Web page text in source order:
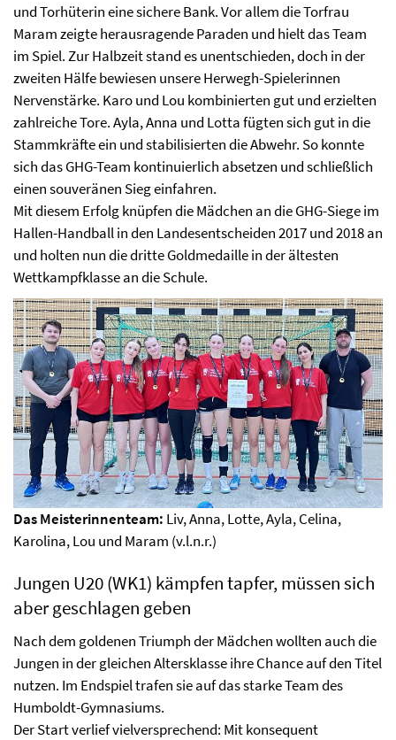
und Torhüterin eine sichere Bank. Vor allem die Torfrau
Maram zeigte herausragende Paraden und hielt das Team
im Spiel. Zur Halbzeit stand es unentschieden, doch in der
zweiten Hälfe bewiesen unsere Herwegh-Spielerinnen
Nervenstärke. Karo und Lou kombinierten gut und erzielten
zahlreiche Tore. Ayla, Anna und Lotta fügten sich gut in die
Stammkräfte ein und stabilisierten die Abwehr. So konnte
sich das GHG-Team kontinuierlich absetzen und schließlich
einen souveränen Sieg einfahren.
Mit diesem Erfolg knüpfen die Mädchen an die GHG-Siege im
Hallen-Handball in den Landesentscheiden 2017 und 2018 an
und holten nun die dritte Goldmedaille in der ältesten
Wettkampfklasse an die Schule.
Das Meisterinnenteam: Liv, Anna, Lotte, Ayla, Celina,
Karolina, Lou und Maram (v.l.n.r.)
Jungen U20 (WK1) kämpfen tapfer, müssen sich
aber geschlagen geben
Nach dem goldenen Triumph der Mädchen wollten auch die
Jungen in der gleichen Altersklasse ihre Chance auf den Titel
nutzen. Im Endspiel trafen sie auf das starke Team des
Humboldt-Gymnasiums.
Der Start verlief vielversprechend: Mit konsequent